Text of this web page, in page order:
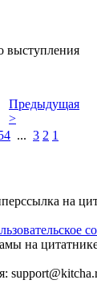
выступления
Предыдущая
>
... 3 2 1
на
на